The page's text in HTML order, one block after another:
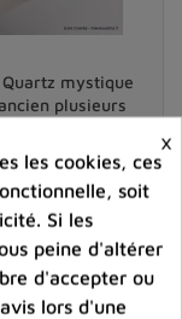
leurs jeux de
une pierre
et est associée
Quartz mystique
plusieurs
Prix
70,00 €
shopping_cart  favorite_border
×
les cookies, ces
soit
Si les
peine d'altérer
d'accepter ou
lors d'une